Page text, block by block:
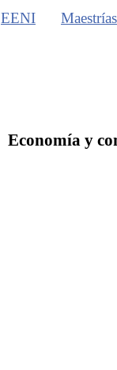
EENI Maestrías
Economía y